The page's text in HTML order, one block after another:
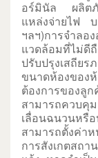
อร์มินัล ผลิต
แหล่งจ่ายไฟ
ฯลฯ)การจำลอ
แวดล้อมที่ไม่
ปรับปรุงเสถีย
ขนาดห้องของ
ต้องการของ
สามารถควบ
เลื่อนฉนวนหรื
สามารถตั้งค่า
การสังเกตสถ